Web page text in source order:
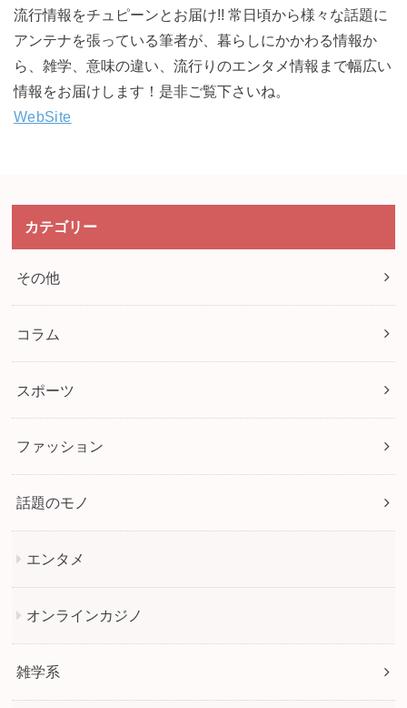
流行情報をチュピーンとお届け!! 常日頃から様々な話題に
アンテナを張っている筆者が、暮らしにかかわる情報か
ら、雑学、意味の違い、流行りのエンタメ情報まで幅広い
情報をお届けします！是非ご覧下さいね。
WebSite
カテゴリー
その他
コラム
スポーツ
ファッション
話題のモノ
エンタメ
オンラインカジノ
雑学系